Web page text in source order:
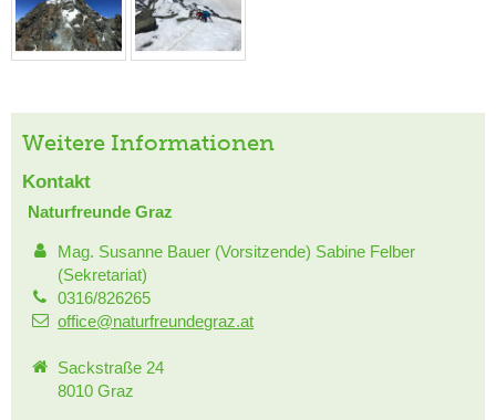
Weitere Informationen
Kontakt
Naturfreunde Graz
Mag. Susanne Bauer (Vorsitzende) Sabine Felber
(Sekretariat)
0316/826265
office@naturfreundegraz.at
Sackstraße 24
8010 Graz